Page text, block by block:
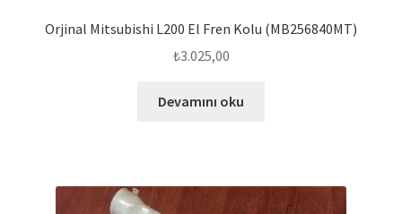
Orjinal Mitsubishi L200 El Fren Kolu (MB256840MT)
₺3.025,00
Devamını oku